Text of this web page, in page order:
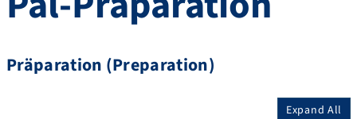
Präparation (Preparation)
Expand All